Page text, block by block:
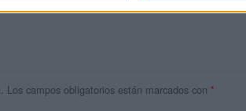
Los campos obligatorios están marcados con *